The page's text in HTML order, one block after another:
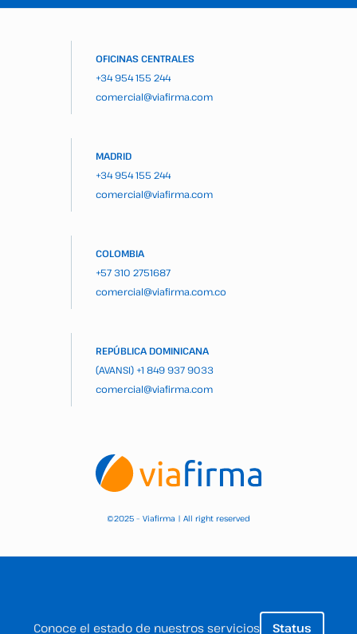
OFICINAS CENTRALES
+34 954 155 244
comercial@viafirma.com
MADRID
+34 954 155 244
comercial@viafirma.com
COLOMBIA
+57 310 2751687
comercial@viafirma.com.co
REPÚBLICA DOMINICANA
(AVANSI) +1 849 937 9033
comercial@viafirma.com
©2025 – Viafirma | All right reserved
Conoce el estado de nuestros servicios Status